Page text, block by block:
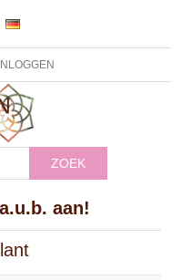
INLOGGEN
ZOEK
aan!